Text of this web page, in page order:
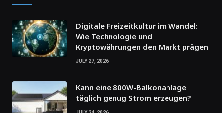
Digitale Freizeitkultur im Wandel:
Wie Technologie und
Kryptowährungen den Markt prägen
JULY 27, 2026
Kann eine 800W-Balkonanlage
täglich genug Strom erzeugen?